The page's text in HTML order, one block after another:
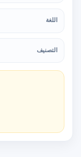
اللغة
التصنيف